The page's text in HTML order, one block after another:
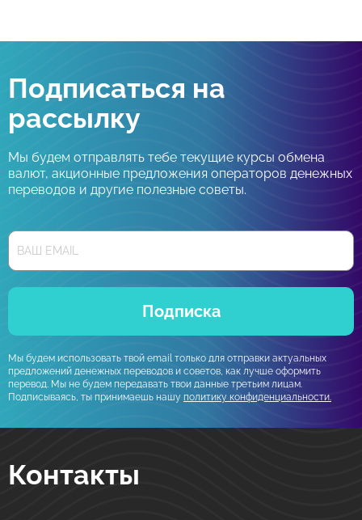
Подписаться на
рассылку
Мы будем отправлять тебе текущие курсы обмена
валют, акционные предложения операторов денежных
переводов и другие полезные советы.
Подписка
Мы будем использовать твой email только для отправки актуальных
предложений денежных переводов и советов, как лучше оформить
перевод. Мы не будем передавать твои данные третьим лицам.
Подписываясь, ты принимаешь нашу политику конфиденциальности.
Контакты